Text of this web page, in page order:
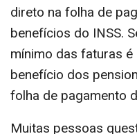
direto na folha de
benefícios do INSS.
mínimo das faturas
benefício dos
folha de pagamento
Muitas pessoas